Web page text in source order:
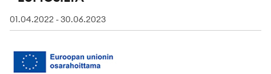
01.04.2022 - 30.06.2023